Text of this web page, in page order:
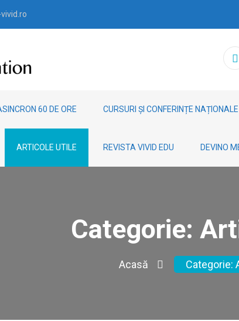
60 DE ORE CURSURI ȘI CONFERINȚE
ARTICOLE UTILE REVISTA VIVID EDU DEVINO
Categorie:
Acasă Categorie: